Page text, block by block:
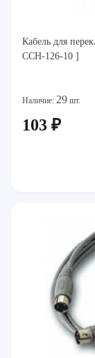
Кабель для
CCH-126-10 ]
Наличие: 29 шт.
103 ₽